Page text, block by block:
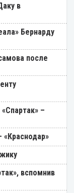
в
Бернарду
после
–
«Краснодар»
вспомнив